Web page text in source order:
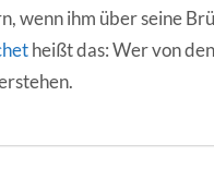
wenn ihm über seine
heißt das: Wer von